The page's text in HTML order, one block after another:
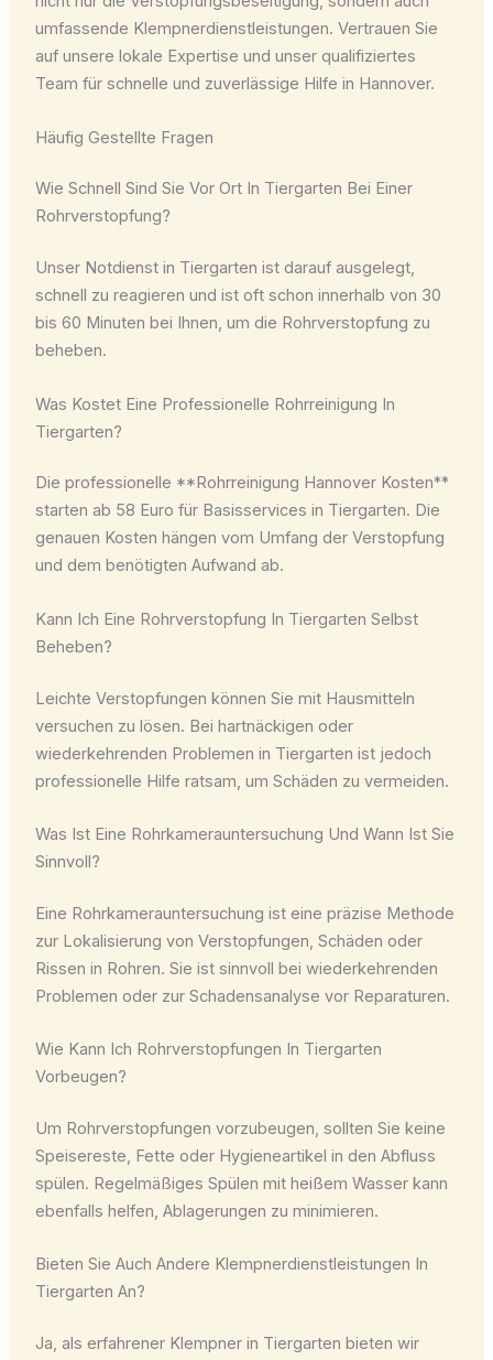
umfassende Klempnerdienstleistungen. Vertrauen Sie
auf unsere lokale Expertise und unser qualifiziertes
Team für schnelle und zuverlässige Hilfe in Hannover.
Häufig Gestellte Fragen
Wie Schnell Sind Sie Vor Ort In Tiergarten Bei Einer
Rohrverstopfung?
Unser Notdienst in Tiergarten ist darauf ausgelegt,
schnell zu reagieren und ist oft schon innerhalb von 30
bis 60 Minuten bei Ihnen, um die Rohrverstopfung zu
beheben.
Was Kostet Eine Professionelle Rohrreinigung In
Tiergarten?
Die professionelle **Rohrreinigung Hannover Kosten**
starten ab 58 Euro für Basisservices in Tiergarten. Die
genauen Kosten hängen vom Umfang der Verstopfung
und dem benötigten Aufwand ab.
Kann Ich Eine Rohrverstopfung In Tiergarten Selbst
Beheben?
Leichte Verstopfungen können Sie mit Hausmitteln
versuchen zu lösen. Bei hartnäckigen oder
wiederkehrenden Problemen in Tiergarten ist jedoch
professionelle Hilfe ratsam, um Schäden zu vermeiden.
Was Ist Eine Rohrkamerauntersuchung Und Wann Ist Sie
Sinnvoll?
Eine Rohrkamerauntersuchung ist eine präzise Methode
zur Lokalisierung von Verstopfungen, Schäden oder
Rissen in Rohren. Sie ist sinnvoll bei wiederkehrenden
Problemen oder zur Schadensanalyse vor Reparaturen.
Wie Kann Ich Rohrverstopfungen In Tiergarten
Vorbeugen?
Um Rohrverstopfungen vorzubeugen, sollten Sie keine
Speisereste, Fette oder Hygieneartikel in den Abfluss
spülen. Regelmäßiges Spülen mit heißem Wasser kann
ebenfalls helfen, Ablagerungen zu minimieren.
Bieten Sie Auch Andere Klempnerdienstleistungen In
Tiergarten An?
Ja, als erfahrener Klempner in Tiergarten bieten wir